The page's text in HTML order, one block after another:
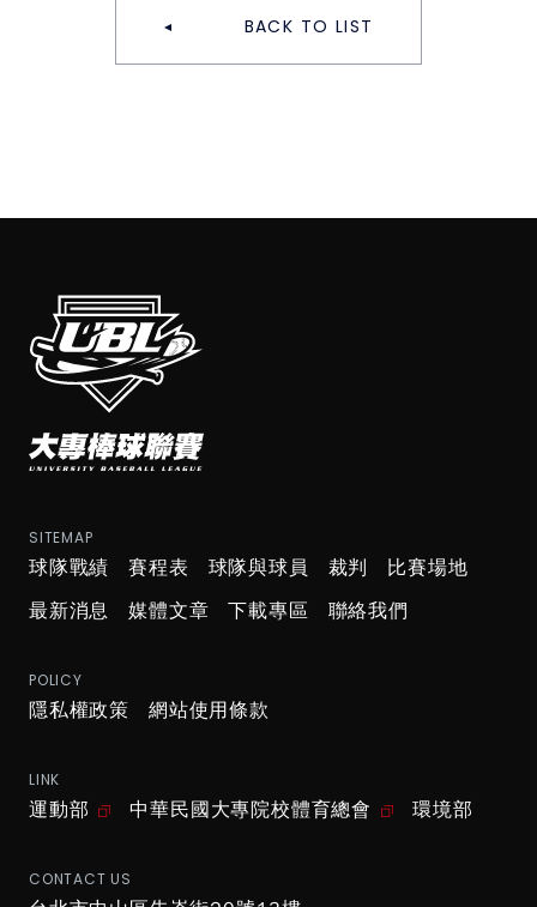
BACK TO LIST
SITEMAP
球隊戰績 賽程表 球隊與球員 裁判
比賽場地
最新消息
媒體文章 下載專區 聯絡我們
POLICY
隱私權政策 網站使用條款
LINK
運動部 中華民國大專院校體育總會 環境部
CONTACT US